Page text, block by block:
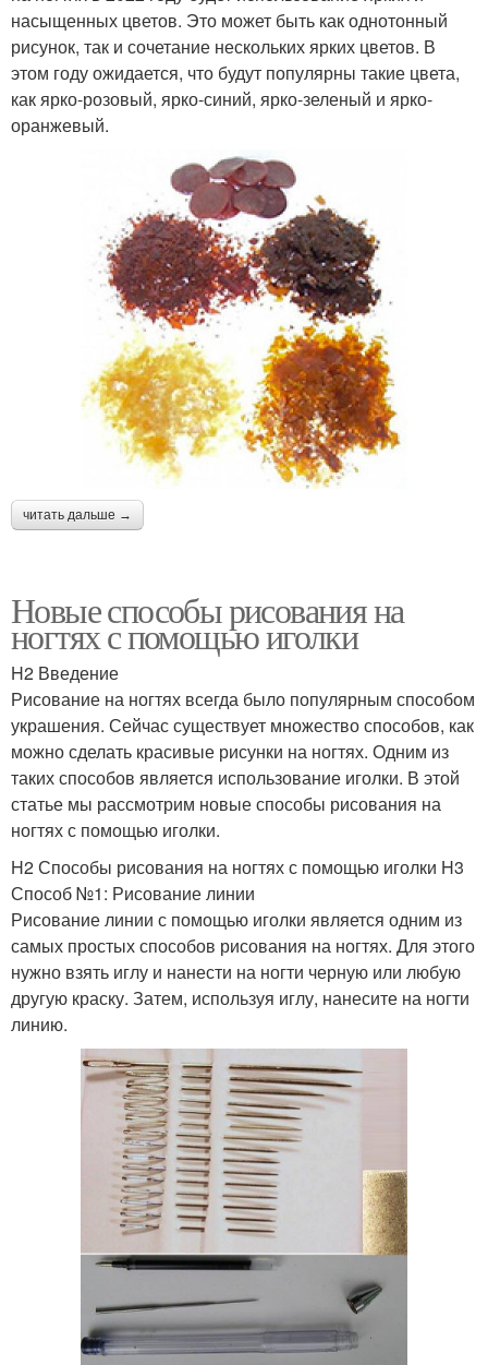
насыщенных цветов. Это может быть как однотонный
рисунок, так и сочетание нескольких ярких цветов. В
этом году ожидается, что будут популярны такие цвета,
как ярко-розовый, ярко-синий, ярко-зеленый и ярко-
оранжевый.
читать дальше →
Новые способы рисования на
ногтях с помощью иголки
H2 Введение
Рисование на ногтях всегда было популярным способом
украшения. Сейчас существует множество способов, как
можно сделать красивые рисунки на ногтях. Одним из
таких способов является использование иголки. В этой
статье мы рассмотрим новые способы рисования на
ногтях с помощью иголки.
H2 Способы рисования на ногтях с помощью иголки H3
Способ №1: Рисование линии
Рисование линии с помощью иголки является одним из
самых простых способов рисования на ногтях. Для этого
нужно взять иглу и нанести на ногти черную или любую
другую краску. Затем, используя иглу, нанесите на ногти
линию.